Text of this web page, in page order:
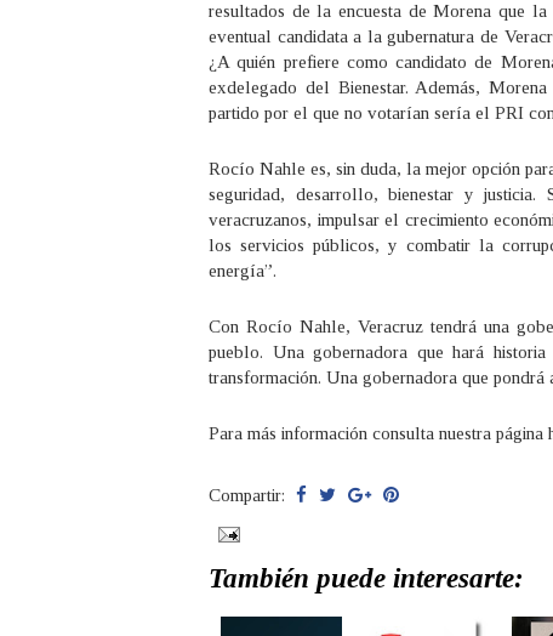
resultados de la encuesta de Morena que
eventual candidata a la gubernatura de
¿A quién prefiere como candidato de
exdelegado del Bienestar. Además,
partido por el que no votarían sería el PRI
Rocío Nahle es, sin duda, la mejor opción
seguridad, desarrollo, bienestar y
veracruzanos, impulsar el crecimiento
los servicios públicos, y combatir la
energía”.
Con Rocío Nahle, Veracruz tendrá una
pueblo. Una gobernadora que hará
transformación. Una gobernadora que pondrá
Para más información consulta nuestra
Compartir:
También puede interesarte: